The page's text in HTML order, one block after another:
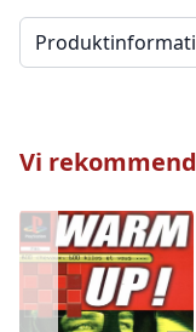
Välj en flik
Vi